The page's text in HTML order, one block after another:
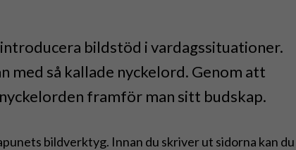
bildstöd i vardagssituationer.
med så kallade nyckelord. Genom att
framför man sitt budskap.
bildverktyg. Innan du skriver ut sidorna kan du